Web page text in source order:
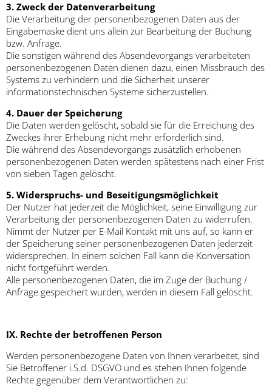
3. Zweck der Datenverarbeitung
Die Verarbeitung der personenbezogenen Daten aus der
Eingabemaske dient uns allein zur Bearbeitung der Buchung
bzw. Anfrage.
Die sonstigen während des Absendevorgangs verarbeiteten
personenbezogenen Daten dienen dazu, einen Missbrauch des
Systems zu verhindern und die Sicherheit unserer
informationstechnischen Systeme sicherzustellen.
4. Dauer der Speicherung
Die Daten werden gelöscht, sobald sie für die Erreichung des
Zweckes ihrer Erhebung nicht mehr erforderlich sind.
Die während des Absendevorgangs zusätzlich erhobenen
personenbezogenen Daten werden spätestens nach einer Frist
von sieben Tagen gelöscht.
5. Widerspruchs- und Beseitigungsmöglichkeit
Der Nutzer hat jederzeit die Möglichkeit, seine Einwilligung zur
Verarbeitung der personenbezogenen Daten zu widerrufen.
Nimmt der Nutzer per E-Mail Kontakt mit uns auf, so kann er
der Speicherung seiner personenbezogenen Daten jederzeit
widersprechen. In einem solchen Fall kann die Konversation
nicht fortgeführt werden.
Alle personenbezogenen Daten, die im Zuge der Buchung /
Anfrage gespeichert wurden, werden in diesem Fall gelöscht.
IX. Rechte der betroffenen Person
Werden personenbezogene Daten von Ihnen verarbeitet, sind
Sie Betroffener i.S.d. DSGVO und es stehen Ihnen folgende
Rechte gegenüber dem Verantwortlichen zu: